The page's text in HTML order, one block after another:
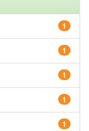
1
1
1
1
1